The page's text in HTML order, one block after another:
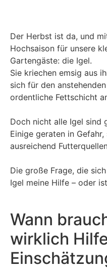
Der Herbst ist da, und
Hochsaison für unsere
Gartengäste: die Igel.
Sie kriechen emsig aus
sich für den
ordentliche Fettschicht
Doch nicht alle Igel sind
Einige geraten in
ausreichend
Die große Frage, die
Igel meine Hilfe – oder
Wann
wirklich